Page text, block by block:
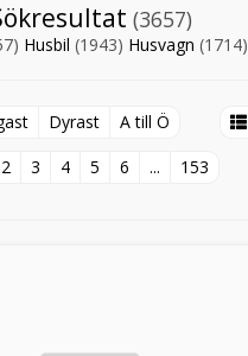
(3657)
Husbil (1943) Husvagn (1714)
Dyrast
A till Ö
2 3 4 5 6 ... 153